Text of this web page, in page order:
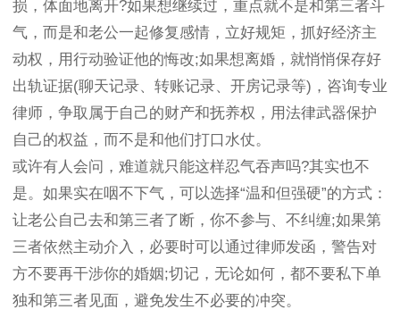
损，体面地离开?如果想继续过，重点就不是和第三者斗
气，而是和老公一起修复感情，立好规矩，抓好经济主
动权，用行动验证他的悔改;如果想离婚，就悄悄保存好
出轨证据(聊天记录、转账记录、开房记录等)，咨询专业
律师，争取属于自己的财产和抚养权，用法律武器保护
自己的权益，而不是和他们打口水仗。
或许有人会问，难道就只能这样忍气吞声吗?其实也不
是。如果实在咽不下气，可以选择“温和但强硬”的方式：
让老公自己去和第三者了断，你不参与、不纠缠;如果第
三者依然主动介入，必要时可以通过律师发函，警告对
方不要再干涉你的婚姻;切记，无论如何，都不要私下单
独和第三者见面，避免发生不必要的冲突。